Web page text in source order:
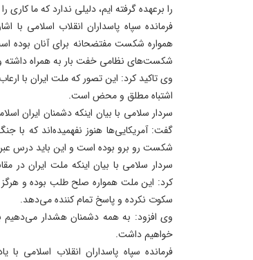
را برعهده گرفته ایم، دلیلی ندارد که ما
فرمانده سپاه پاسداران انقلاب اسلامی با
همواره شکست مفتضحانه برای آنان بوده
شکست‌های نظامی خفت بار به همراه داشته
وی تاکید کرد: این تصور که ملت ایران با
اشتباه مطلق و محض است.
سردار سلامی با بیان اینکه دشمنان ایران
گفت: آمریکایی‌ها هنوز نفهمیده‌اند که با
شکست رو برو بوده است و این باید درس
سردار سلامی با بیان اینکه ملت ایران در
کرد: این ملت همواره صلح طلب بوده و هرگز
سکوت نکرده و پاسخ تمام کننده می‌دهد.
وی افزود: به همه دشمنان هشدار می‌دهیم
خواهیم داشت.
فرمانده سپاه پاسداران انقلاب اسلامی